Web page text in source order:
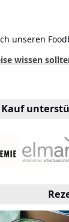
unseren
wissen